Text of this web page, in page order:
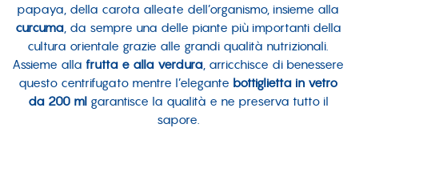
papaya, della carota alleate dell’organismo, insieme alla
curcuma, da sempre una delle piante più importanti della
cultura orientale grazie alle grandi qualità nutrizionali.
Assieme allafrutta e alla verdura, arricchisce di benessere
questo centrifugato mentre l’elegante bottiglietta in vetro
da 200 mlgarantisce la qualità e ne preserva tutto il
sapore.